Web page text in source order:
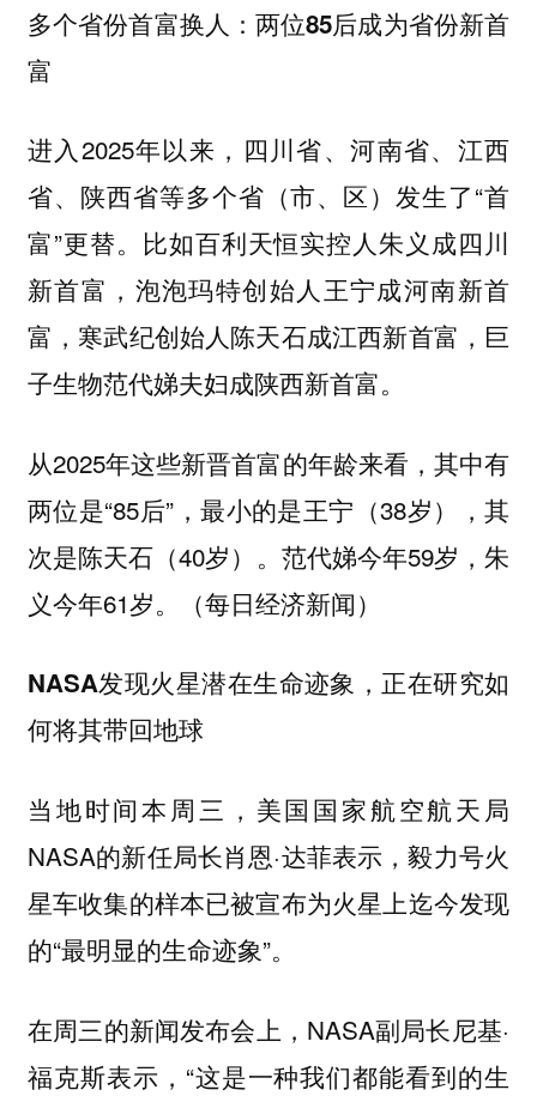
多个省份首富换人：两位85后成为省份新首
富
进入2025年以来，四川省、河南省、江西
省、陕西省等多个省（市、区）发生了“首
富”更替。比如百利天恒实控人朱义成四川
新首富，泡泡玛特创始人王宁成河南新首
富，寒武纪创始人陈天石成江西新首富，巨
子生物范代娣夫妇成陕西新首富。
从2025年这些新晋首富的年龄来看，其中有
两位是“85后”，最小的是王宁（38岁），其
次是陈天石（40岁）。范代娣今年59岁，朱
义今年61岁。（每日经济新闻）
NASA发现火星潜在生命迹象，正在研究如
何将其带回地球
当地时间本周三，美国国家航空航天局
NASA的新任局长肖恩·达菲表示，毅力号火
星车收集的样本已被宣布为火星上迄今发现
的“最明显的生命迹象”。
在周三的新闻发布会上，NASA副局长尼基·
福克斯表示，“这是一种我们都能看到的生